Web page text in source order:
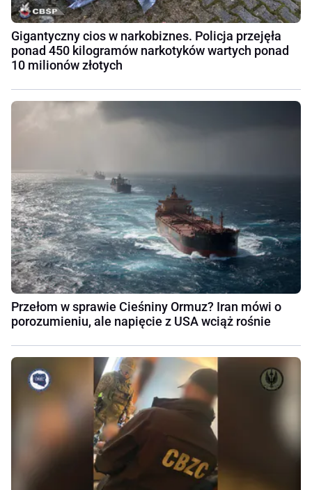
Gigantyczny cios w narkobiznes. Policja przejęła
ponad 450 kilogramów narkotyków wartych ponad
10 milionów złotych
Przełom w sprawie Cieśniny Ormuz? Iran mówi o
porozumieniu, ale napięcie z USA wciąż rośnie